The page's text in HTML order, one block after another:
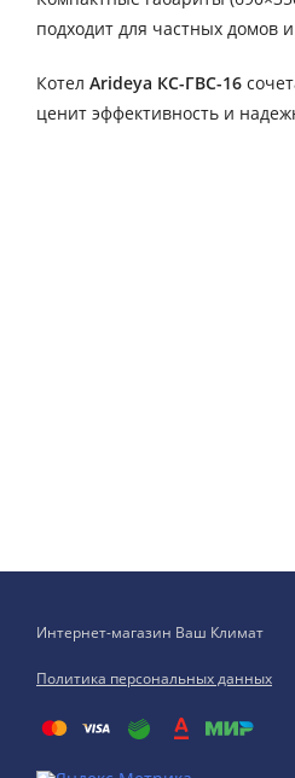
подходит для частных домов
Котел Arideya КС-ГВС-16
ценит эффективность и
Интернет-магазин Ваш Климат
Политика персональных данных